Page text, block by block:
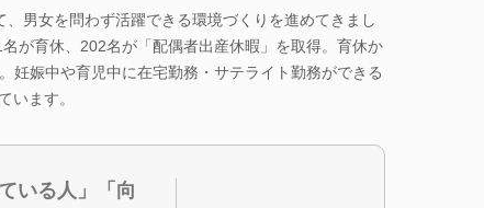
男女を問わず活躍できる環境づくりを進めてきまし
が育休、202名が「配偶者出産休暇」を取得。育休か
妊娠中や育児中に在宅勤務・サテライト勤務ができる
います。
いる人」「向